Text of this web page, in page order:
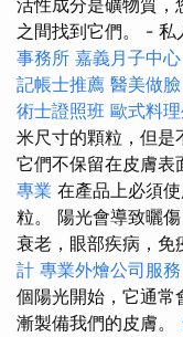
活性成分是礦物質，
之間找到它們。 - 私
事務所 嘉義月子中心
記帳士推薦 醫美做臉
術士證照班 歐式料
米尺寸的顆粒，但是
它們不保留在皮膚表
專業 在產品上必須
粒。 陽光會導致曬
衰老，眼部疾病，免
計 專業外燴公司服務
個陽光開始，它通常
漸製備我們的皮膚。